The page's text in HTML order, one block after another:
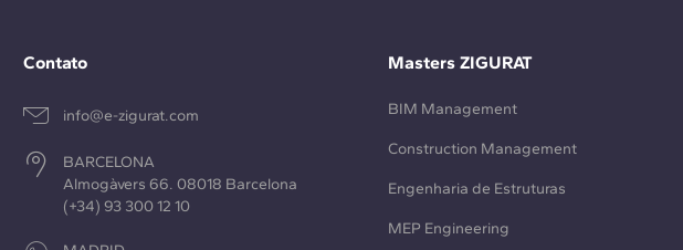
Contato
info@e-zigurat.com
BARCELONA
Almogàvers 66. 08018 Barcelona
(+34) 93 300 12 10
Masters ZIGURAT
BIM Management
Construction Management
Engenharia de Estruturas
MEP Engineering